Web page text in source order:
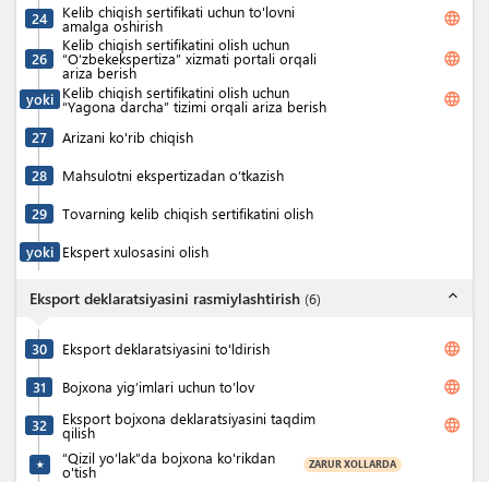
24 Kelib chiqish sertifikati uchun to'lovni
amalga oshirish language
26
Kelib chiqish sertifikatini olish uchun
“O‘zbekekspertiza” xizmati portali orqali
ariza berish
language
yoki Kelib chiqish sertifikatini olish uchun
“Yagona darcha” tizimi orqali ariza berish language
27 Arizani ko'rib chiqish
28 Mahsulotni ekspertizadan o‘tkazish
29 Tovarning kelib chiqish sertifikatini olish
yoki Ekspert xulosasini olish
Eksport deklaratsiyasini rasmiylashtirish (6) expand_less
30 Eksport deklaratsiyasini to'ldirish language
31 Bojxona yig’imlari uchun to’lov language
32 Eksport bojxona deklaratsiyasini taqdim
qilish language
★ “Qizil yo‘lak”da bojxona ko'rikdan
o'tish ZARUR XOLLARDA